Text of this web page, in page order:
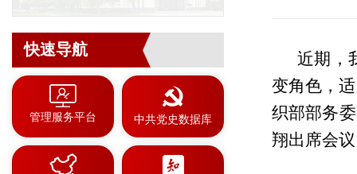
快速导航
管理服务平台 中共党史数据库
近期，
变角色，
织部部务
翔出席会